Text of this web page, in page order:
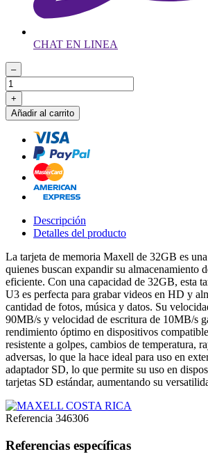
CHAT EN LINEA
–
+
Añadir al carrito
Descripción
Detalles del producto
La tarjeta de memoria Maxell de 32GB es
quienes buscan expandir su almacenamiento
eficiente. Con una capacidad de 32GB, esta
U3 es perfecta para grabar videos en HD y
cantidad de fotos, música y datos. Su
90MB/s y velocidad de escritura de 10MB/s
rendimiento óptimo en dispositivos
resistente a golpes, cambios de temperatura,
adversas, lo que la hace ideal para uso en
adaptador SD, lo que permite su uso en
tarjetas SD estándar, aumentando su
Referencia 346306
Referencias específicas